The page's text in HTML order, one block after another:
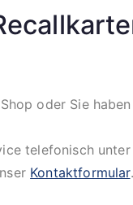
oder Sie
telefonisch
Kontaktformular.